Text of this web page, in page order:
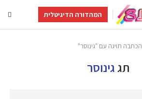
המהדורה הדיגיטלית
הכתבה תויגה עם "גינוסר"
תגגינוסר